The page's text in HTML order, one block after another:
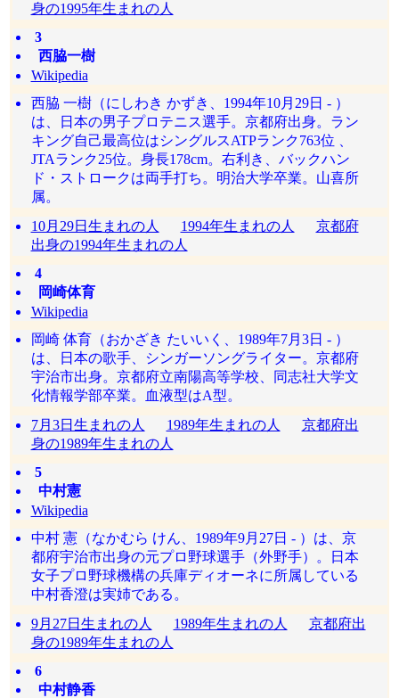
身の1995年生まれの人
3
西脇一樹
Wikipedia
西脇 一樹（にしわき かずき、1994年10月29日 - ）
は、日本の男子プロテニス選手。京都府出身。ラン
キング自己最高位はシングルスATPランク763位 、
JTAランク25位。身長178cm。右利き、バックハン
ド・ストロークは両手打ち。明治大学卒業。山喜所
属。
10月29日生まれの人
1994年生まれの人
京都府
出身の1994年生まれの人
4
岡崎体育
Wikipedia
岡崎 体育（おかざき たいいく、1989年7月3日 - ）
は、日本の歌手、シンガーソングライター。京都府
宇治市出身。京都府立南陽高等学校、同志社大学文
化情報学部卒業。血液型はA型。
7月3日生まれの人
1989年生まれの人
京都府出
身の1989年生まれの人
5
中村憲
Wikipedia
中村 憲（なかむら けん、1989年9月27日 - ）は、京
都府宇治市出身の元プロ野球選手（外野手）。日本
女子プロ野球機構の兵庫ディオーネに所属している
中村香澄は実姉である。
9月27日生まれの人
1989年生まれの人
京都府出
身の1989年生まれの人
6
中村静香